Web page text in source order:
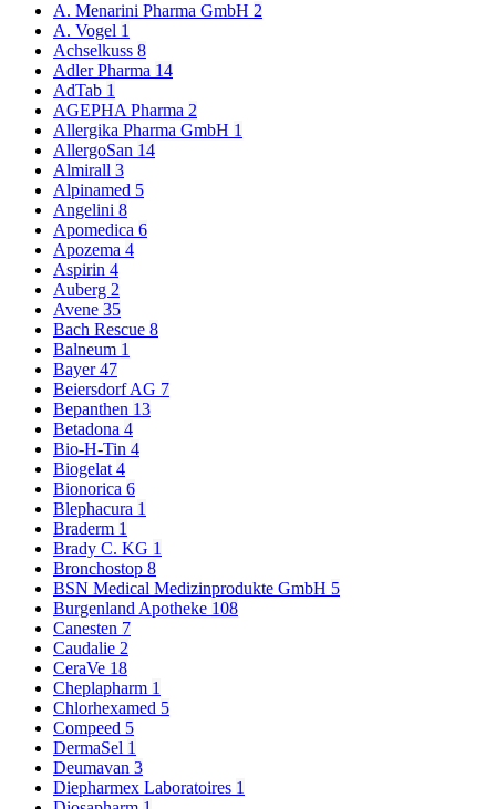
A. Menarini Pharma GmbH 2
A. Vogel 1
Achselkuss 8
Adler Pharma 14
AdTab 1
AGEPHA Pharma 2
Allergika Pharma GmbH 1
AllergoSan 14
Almirall 3
Alpinamed 5
Angelini 8
Apomedica 6
Apozema 4
Aspirin 4
Auberg 2
Avene 35
Bach Rescue 8
Balneum 1
Bayer47
Beiersdorf AG 7
Bepanthen 13
Betadona 4
Bio-H-Tin 4
Biogelat 4
Bionorica 6
Blephacura 1
Braderm 1
Brady C. KG 1
Bronchostop 8
BSN Medical Medizinprodukte GmbH 5
Burgenland Apotheke 108
Canesten 7
Caudalie 2
CeraVe 18
Cheplapharm 1
Chlorhexamed 5
Compeed 5
DermaSel 1
Deumavan 3
Diepharmex Laboratoires 1